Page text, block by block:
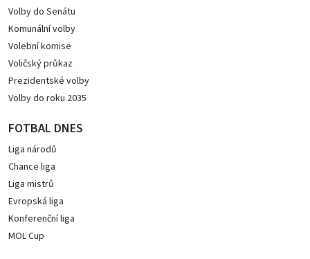
Volby do Senátu
Komunální volby
Volební komise
Voličský průkaz
Prezidentské volby
Volby do roku 2035
FOTBAL DNES
Liga národů
Chance liga
Liga mistrů
Evropská liga
Konferenční liga
MOL Cup